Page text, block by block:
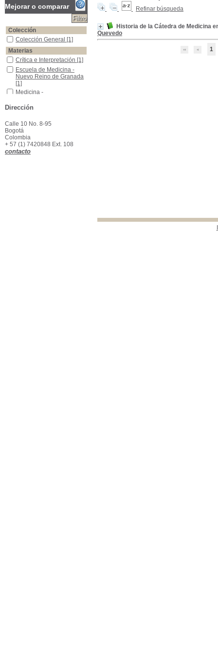
Refinar búsqueda
Historia de la Cátedra de Medicina
Quevedo
1
Mejorar o comparar
Colección
Colección General
Colección General [1]
Materias
Crítica e Interpretación
Crítica e Interpretación [1]
Escuela de Medicina - Nuevo Reino de Granada
Escuela de Medicina -
Nuevo Reino de Granada
[1]
Medicina - Enseñanza,1653 -1865
Medicina -
Medicina -Enseñanza -América Latina
Medicina -Enseñanza -
Universidades
Universidades
Dirección
Calle 10 No. 8-95
Bogotá
Colombia
+ 57 (1) 7420848 Ext. 108
contacto